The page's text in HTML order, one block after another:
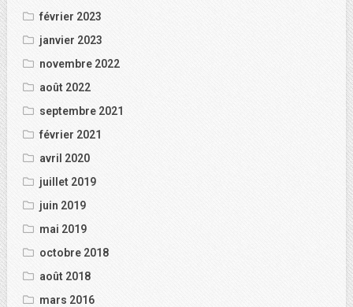
février 2023
janvier 2023
novembre 2022
août 2022
septembre 2021
février 2021
avril 2020
juillet 2019
juin 2019
mai 2019
octobre 2018
août 2018
mars 2016